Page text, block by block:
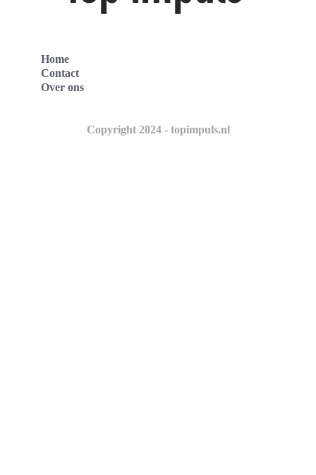
Home
Contact
Over ons
Copyright 2024 - topimpuls.nl